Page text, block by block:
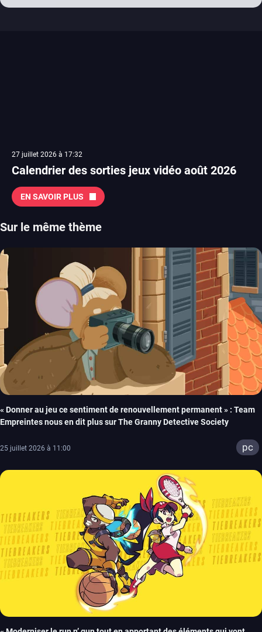
27 juillet 2026 à 17:32
Calendrier des sorties jeux vidéo août 2026
EN SAVOIR PLUS
Sur le même thème
« Donner au jeu ce sentiment de renouvellement permanent » : Team
Empreintes nous en dit plus sur The Granny Detective Society
25 juillet 2026 à 11:00 pc